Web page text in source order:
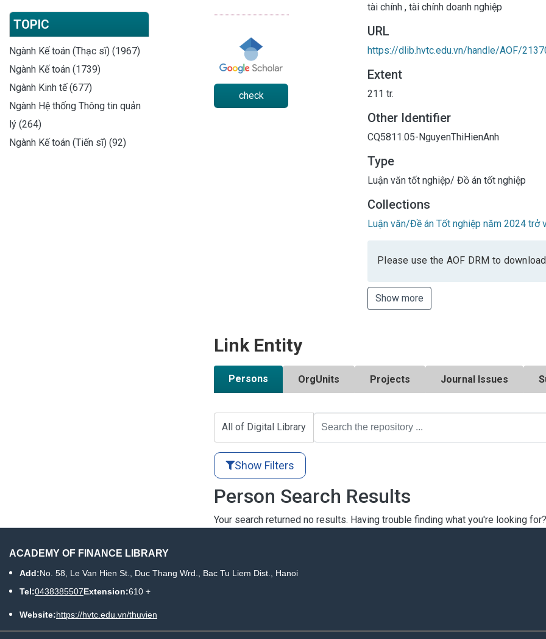
TOPIC
Ngành Kế toán (Thạc sĩ) (1967)
Ngành Kế toán (1739)
Ngành Kinh tế (677)
Ngành Hệ thống Thông tin quản
lý (264)
Ngành Kế toán (Tiến sĩ) (92)
check
tài chính , tài chính doanh nghiệp
URL
https://dlib.hvtc.edu.vn/handle/AOF/
Extent
211 tr.
Other Identifier
CQ5811.05-NguyenThiHienAnh
Type
Luận văn tốt nghiệp/ Đồ án tốt nghiệp
Collections
Luận văn/Đề án Tốt nghiệp năm 2024 trở
Please use the AOF DRM to
Show more
Link Entity
Persons OrgUnits Projects Journal Issues
All of Digital Library
Show Filters
Person Search Results
Your search returned no results. Having trouble finding what you're looking
ACADEMY OF FINANCE LIBRARY
Add:No. 58, Le Van Hien St., Duc Thang Wrd., Bac Tu Liem Dist., Hanoi
Tel:0438385507Extension:610 +
Website:https://hvtc.edu.vn/thuvien